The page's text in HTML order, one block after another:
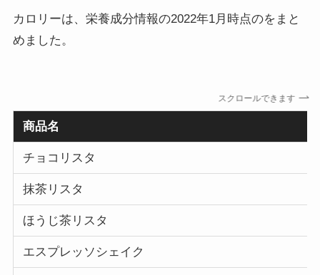
カロリーは、栄養成分情報の2022年1月時点のをまと
めました。
スクロールできます
商品名
チョコリスタ
抹茶リスタ
ほうじ茶リスタ
エスプレッソシェイク